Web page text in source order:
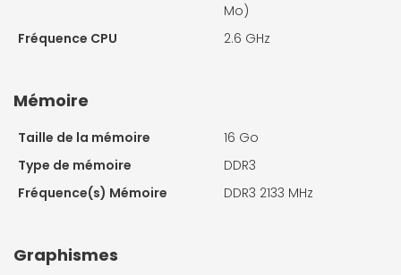
Mo)
Fréquence CPU
2.6 GHz
Mémoire
Taille de la mémoire
16 Go
Type de mémoire
DDR3
Fréquence(s) Mémoire
DDR3 2133 MHz
Graphismes